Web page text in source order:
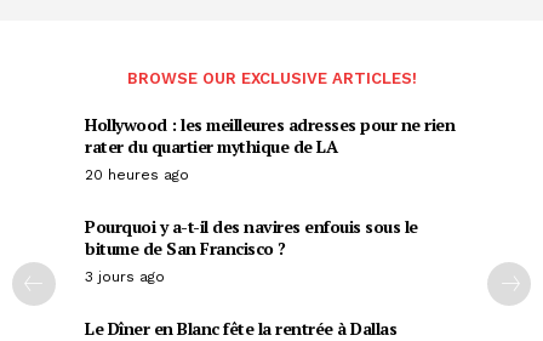
BROWSE OUR EXCLUSIVE ARTICLES!
Hollywood : les meilleures adresses pour ne rien
rater du quartier mythique de LA
20 heures ago
Pourquoi y a-t-il des navires enfouis sous le
bitume de San Francisco ?
3 jours ago
Le Dîner en Blanc fête la rentrée à Dallas